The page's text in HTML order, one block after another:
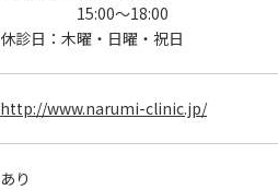
15:00～18:00
休診日： 木曜・日曜・祝日
http://www.narumi-clinic.jp/
あり